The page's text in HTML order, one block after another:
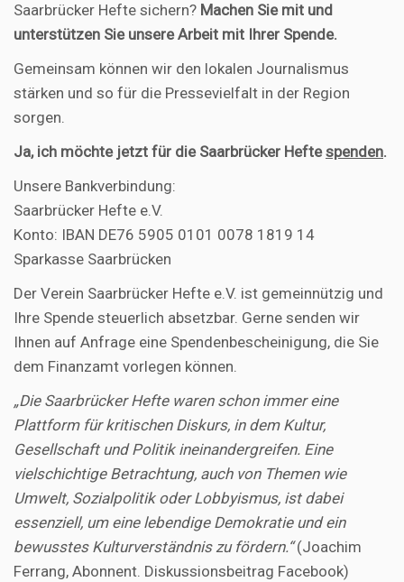
Saarbrücker Hefte sichern? Machen Sie mit und
unterstützen Sie unsere Arbeit mit Ihrer Spende.
Gemeinsam können wir den lokalen Journalismus
stärken und so für die Pressevielfalt in der Region
sorgen.
Ja, ich möchte jetzt für die Saarbrücker Heftespenden.
Unsere Bankverbindung:
Saarbrücker Hefte e.V.
Konto: IBAN DE76 5905 0101 0078 1819 14
Sparkasse Saarbrücken
Der Verein Saarbrücker Hefte e.V. ist gemeinnützig und
Ihre Spende steuerlich absetzbar. Gerne senden wir
Ihnen auf Anfrage eine Spendenbescheinigung, die Sie
dem Finanzamt vorlegen können.
„Die Saarbrücker Hefte waren schon immer eine
Plattform für kritischen Diskurs, in dem Kultur,
Gesellschaft und Politik ineinandergreifen. Eine
vielschichtige Betrachtung, auch von Themen wie
Umwelt, Sozialpolitik oder Lobbyismus, ist dabei
essenziell, um eine lebendige Demokratie und ein
bewusstes Kulturverständnis zu fördern.“(Joachim
Ferrang, Abonnent. Diskussionsbeitrag Facebook)